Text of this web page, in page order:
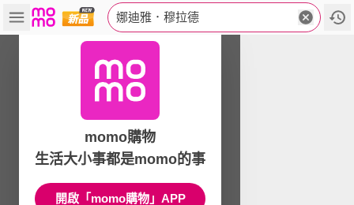
娜迪雅．穆拉德
momo購物
生活大小事都是momo的事
開啟「momo購物」APP